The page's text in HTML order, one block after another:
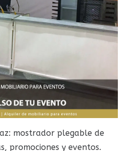
mostrador plegable de
promociones y eventos.